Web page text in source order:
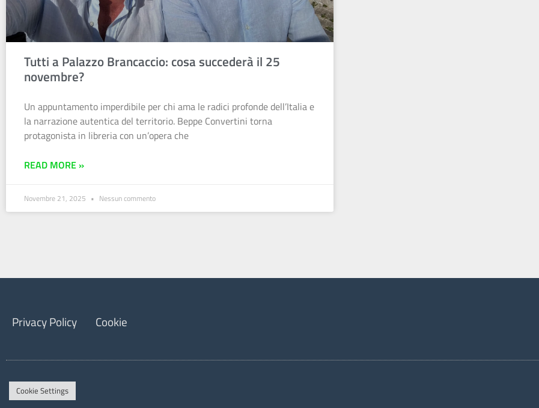
Tutti a Palazzo Brancaccio: cosa succederà il 25
novembre?
Un appuntamento imperdibile per chi ama le radici profonde dell’Italia e
la narrazione autentica del territorio. Beppe Convertini torna
protagonista in libreria con un’opera che
READ MORE »
Novembre 21, 2025 Nessun commento
Privacy Policy Cookie
Cookie Settings